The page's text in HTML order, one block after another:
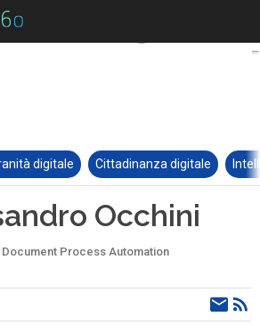
digitale Cittadinanza digitale
Occhini
Document Process Automation